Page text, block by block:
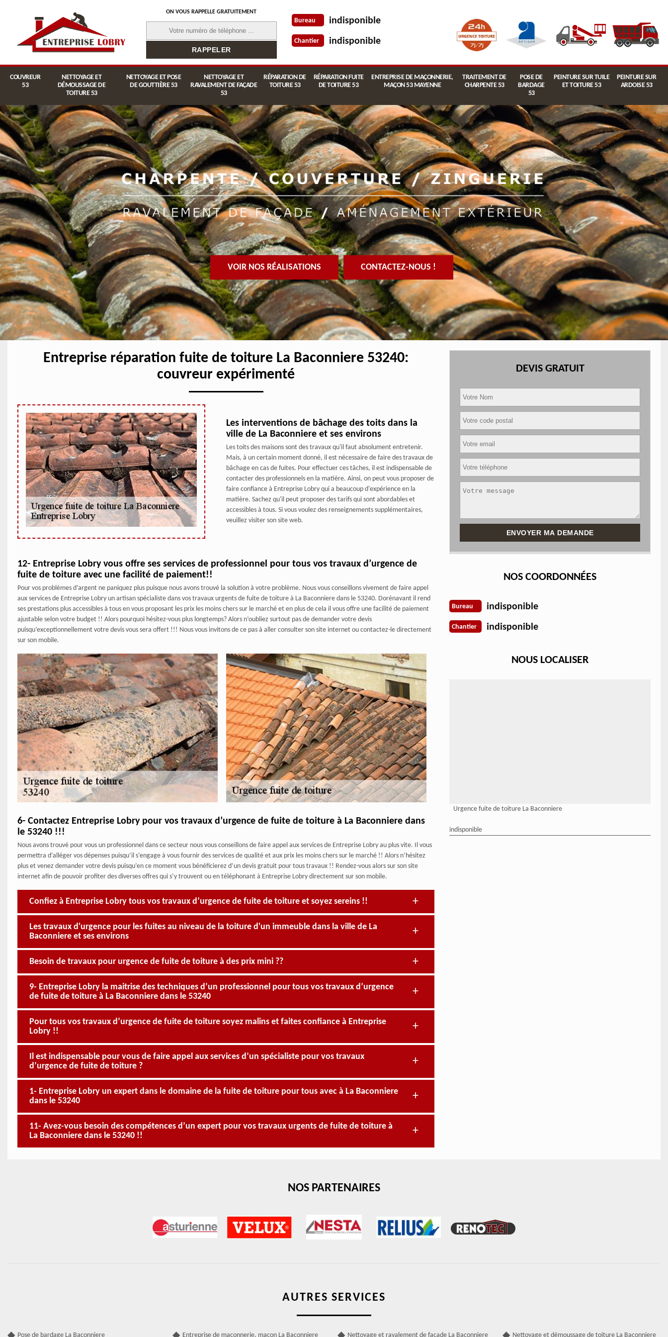
ON VOUS RAPPELLE GRATUITEMENT
Bureau indisponible
Chantier indisponible
COUVREUR
53
NETTOYAGE ET
DÉMOUSSAGE DE
TOITURE 53
NETTOYAGE ET POSE
DE GOUTTIÈRE 53
NETTOYAGE ET
RAVALEMENT DE FAÇADE
53
RÉPARATION DE
TOITURE 53
RÉPARATION FUITE
DE TOITURE 53
ENTREPRISE DE MAÇONNERIE,
MAÇON 53 MAYENNE
TRAITEMENT DE
CHARPENTE 53
POSE DE
BARDAGE
53
PEINTURE SUR TUILE
ET TOITURE 53
PEINTURE SUR
ARDOISE 53
VOIR NOS RÉALISATIONS CONTACTEZ-NOUS !
Entreprise réparation fuite de toiture La Baconniere 53240:
couvreur expérimenté
Les interventions de bâchage des toits dans la
ville de La Baconniere et ses environs
Les toits des maisons sont des travaux qu'il faut absolument entretenir.
Mais, à un certain moment donné, il est nécessaire de faire des travaux de
bâchage en cas de fuites. Pour effectuer ces tâches, il est indispensable de
contacter des professionnels en la matière. Ainsi, on peut vous proposer de
faire confiance à Entreprise Lobry qui a beaucoup d'expérience en la
matière. Sachez qu'il peut proposer des tarifs qui sont abordables et
accessibles à tous. Si vous voulez des renseignements supplémentaires,
veuillez visiter son site web.
12- Entreprise Lobry vous offre ses services de professionnel pour tous vos travaux d’urgence de
fuite de toiture avec une facilité de paiement!!
Pour vos problèmes d’argent ne paniquez plus puisque nous avons trouvé la solution à votre problème. Nous vous conseillons vivement de faire appel
aux services de Entreprise Lobry un artisan spécialiste dans vos travaux urgents de fuite de toiture à La Baconniere dans le 53240. Dorénavant il rend
ses prestations plus accessibles à tous en vous proposant les prix les moins chers sur le marché et en plus de cela il vous offre une facilité de paiement
ajustable selon votre budget !! Alors pourquoi hésitez-vous plus longtemps? Alors n’oubliez surtout pas de demander votre devis
puisqu’exceptionnellement votre devis vous sera offert !!! Nous vous invitons de ce pas à aller consulter son site internet ou contactez-le directement
sur son mobile.
6- Contactez Entreprise Lobry pour vos travaux d’urgence de fuite de toiture à La Baconniere dans
le 53240 !!!
Nous avons trouvé pour vous un professionnel dans ce secteur nous vous conseillons de faire appel aux services de Entreprise Lobry au plus vite. Il vous
permettra d’alléger vos dépenses puisqu’il s’engage à vous fournir des services de qualité et aux prix les moins chers sur le marché !! Alors n’hésitez
plus et venez demander votre devis puisqu’en ce moment vous bénéficierez d’un devis gratuit pour tous travaux !! Rendez-vous alors sur son site
internet afin de pouvoir profiter des diverses offres qui s’y trouvent ou en téléphonant à Entreprise Lobry directement sur son mobile.
Confiez à Entreprise Lobry tous vos travaux d’urgence de fuite de toiture et soyez sereins !!
Les travaux d'urgence pour les fuites au niveau de la toiture d'un immeuble dans la ville de La
Baconniere et ses environs
Besoin de travaux pour urgence de fuite de toiture à des prix mini ??
9- Entreprise Lobry la maitrise des techniques d’un professionnel pour tous vos travaux d’urgence
de fuite de toiture à La Baconniere dans le 53240
Pour tous vos travaux d’urgence de fuite de toiture soyez malins et faites confiance à Entreprise
Lobry !!
Il est indispensable pour vous de faire appel aux services d’un spécialiste pour vos travaux
d’urgence de fuite de toiture ?
1- Entreprise Lobry un expert dans le domaine de la fuite de toiture pour tous avec à La Baconniere
dans le 53240
11- Avez-vous besoin des compétences d’un expert pour vos travaux urgents de fuite de toiture à
La Baconniere dans le 53240 !!
DEVIS GRATUIT
NOS COORDONNÉES
Bureau indisponible
Chantier indisponible
NOUS LOCALISER
Urgence fuite de toiture La Baconniere
indisponible
NOS PARTENAIRES
AUTRES SERVICES
Pose de bardage La Baconniere Entreprise de maçonnerie, maçon La Baconniere Nettoyage et ravalement de façade La Baconniere Nettoyage et démoussage de toiture La Baconniere